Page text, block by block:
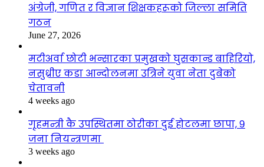
अंग्रेजी, गणित र विज्ञान शिक्षकहरूको जिल्ला समिति
गठन
June 27, 2026
मटीअर्वा छोटी भन्सारका प्रमुखको घुसकान्ड बाहिरियो,
नसुध्रीए कडा आन्दोलनमा उत्रिने युवा नेता दुबेको
चेतावनी
4 weeks ago
गृहमन्त्री कै उपस्थितमा ठोरीका दुई होटलमा छापा, ९
जना नियन्त्रणमा
3 weeks ago